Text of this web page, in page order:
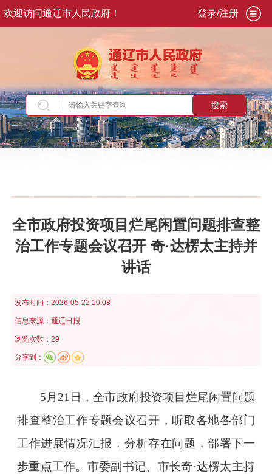
欢迎访问通辽市人民政府！ 登录/注册
搜索
当前位置：首页>政务公开>市政府>市政府领
全市政府投资项目烂尾闲置问题排查整
治工作专题会议召开 奇·达楞太主持并
讲话
发布时间： 2026-05-22 10:08
信息来源： 通辽日报
浏览次数：29
分享到：
5月21日，全市政府投资项目烂尾闲置问题
排查整治工作专题会议召开，听取各地各部门
工作进展情况汇报，分析存在问题，部署下一
步重点工作。市委副书记、市长奇·达楞太主持